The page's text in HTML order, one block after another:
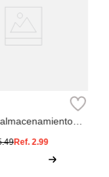
Ref.2.99